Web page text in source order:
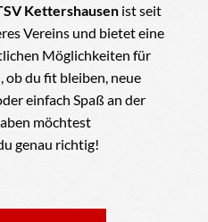
Im Verein seit: 2018
Beruf
: Fachwirtin im
Gesundheits- und
Sozialwesen
Hobbys: Familie, Hund,
Radfahren
Kettershausen ist seit
Vereins und bietet eine
Möglichkeiten für
ob du fit bleiben, neue
einfach Spaß an der
möchtest
genau richtig!